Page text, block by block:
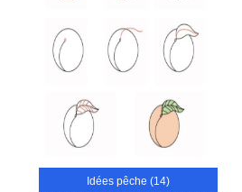
Idées pêche (14)